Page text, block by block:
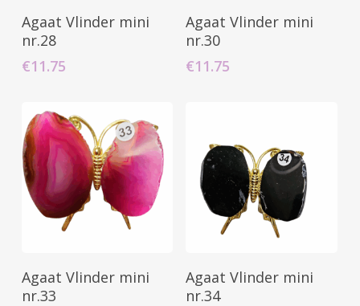
Toevoegen Aan
Winkelwagen
Agaat Vlinder mini
nr.28
€11.75
Toevoegen Aan
Winkelwagen
Agaat Vlinder mini
nr.30
€11.75
Toevoegen Aan
Agaat Vlinder mini
nr.33
Toevoegen Aan
Agaat Vlinder mini
nr.34